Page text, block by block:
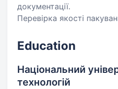
документації.
Перевірка якості
Education
Національний
технологій